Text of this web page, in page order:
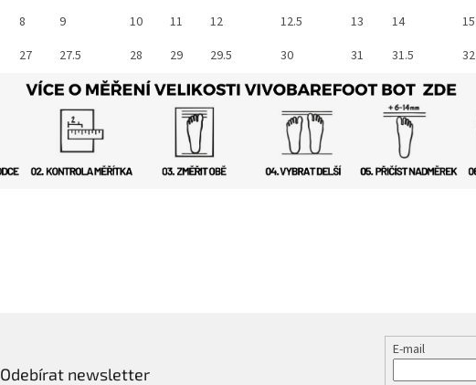
8 9 10 11 12 12.5 13 14
15
27 27.5 28 29 29.5 30 31 31.5 32
Odebírat newsletter
E-mail